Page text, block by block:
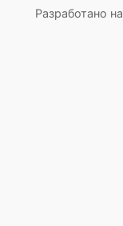
Разработано на